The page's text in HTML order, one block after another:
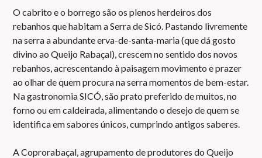
O cabrito e o borrego são os plenos herdeiros dos
rebanhos que habitam a Serra de Sicó. Pastando livremente
na serra a abundante erva-de-santa-maria (que dá gosto
divino ao Queijo Rabaçal), crescem no sentido dos novos
rebanhos, acrescentando à paisagem movimento e prazer
ao olhar de quem procura na serra momentos de bem-estar.
Na gastronomia SICÓ, são prato preferido de muitos, no
forno ou em caldeirada, alimentando o desejo de quem se
identifica em sabores únicos, cumprindo antigos saberes.
A Coprorabaçal, agrupamento de produtores do Queijo